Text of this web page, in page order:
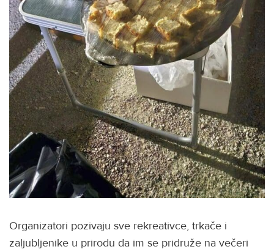
Organizatori pozivaju sve rekreativce, trkače i
zaljubljenike u prirodu da im se pridruže na večeri